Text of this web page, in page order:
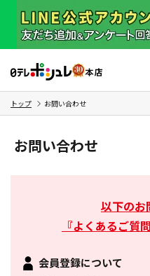
トップ お問い合わせ
お問い合わせ
以下のお
『よくあるご質
会員登録について